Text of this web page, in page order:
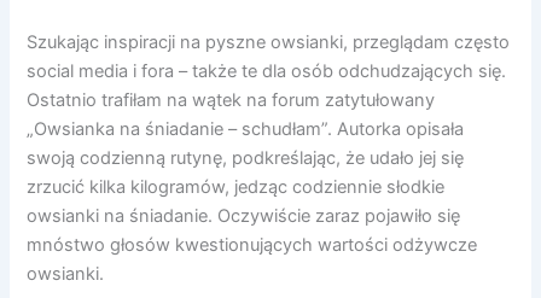
Szukając inspiracji na pyszne owsianki, przeglądam często
social media i fora – także te dla osób odchudzających się.
Ostatnio trafiłam na wątek na forum zatytułowany
„Owsianka na śniadanie – schudłam”. Autorka opisała
swoją codzienną rutynę, podkreślając, że udało jej się
zrzucić kilka kilogramów, jedząc codziennie słodkie
owsianki na śniadanie. Oczywiście zaraz pojawiło się
mnóstwo głosów kwestionujących wartości odżywcze
owsianki.